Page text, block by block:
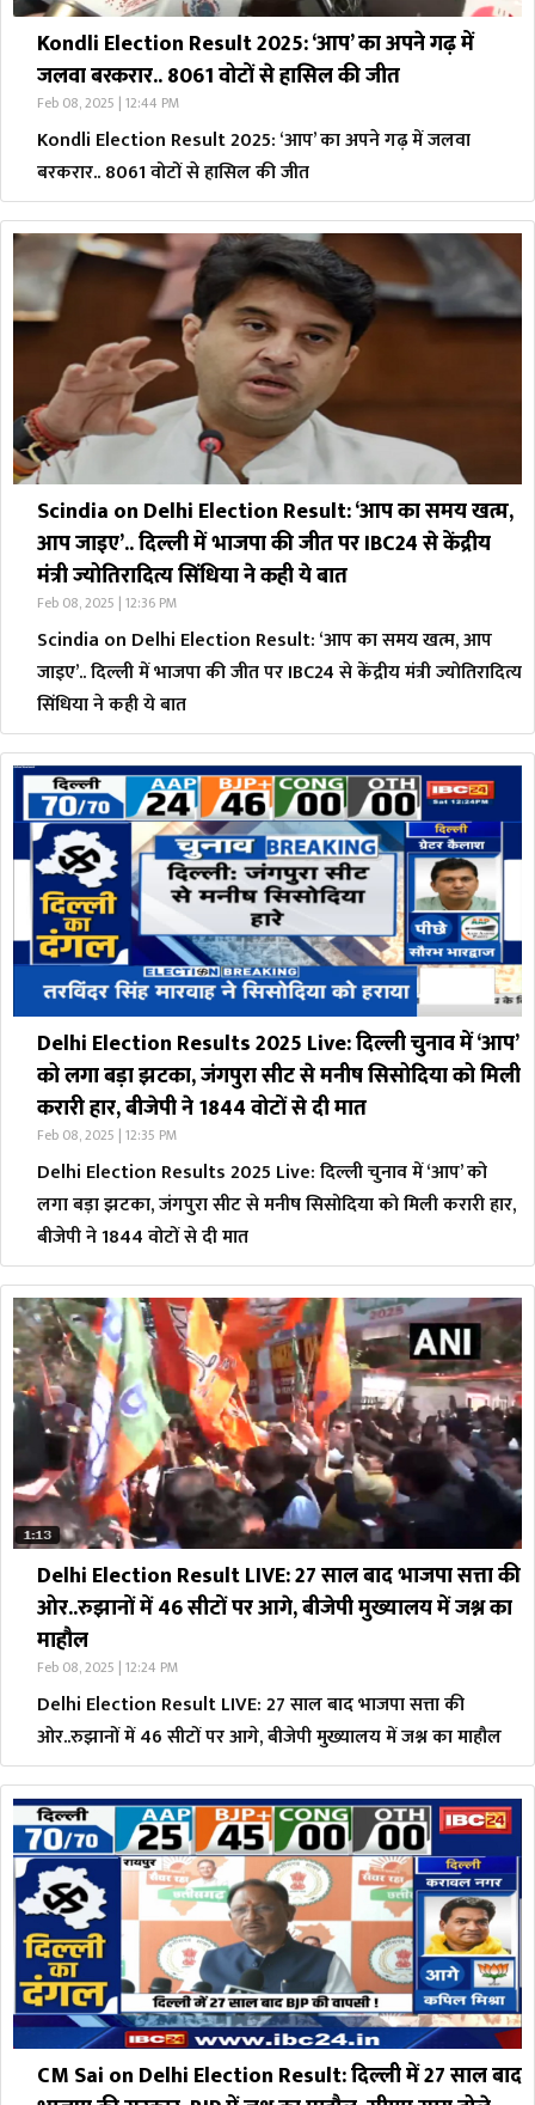
Kondli Election Result 2025: ‘आप’ का अपने गढ़ में
जलवा बरकरार.. 8061 वोटों से हासिल की जीत
Feb 08, 2025 | 12:44 PM
Kondli Election Result 2025: ‘आप’ का अपने गढ़ में जलवा
बरकरार.. 8061 वोटों से हासिल की जीत
Scindia on Delhi Election Result: ‘आप का समय खत्म,
आप जाइए’.. दिल्ली में भाजपा की जीत पर IBC24 से केंद्रीय
मंत्री ज्योतिरादित्य सिंधिया ने कही ये बात
Feb 08, 2025 | 12:36 PM
Scindia on Delhi Election Result: ‘आप का समय खत्म, आप
जाइए’.. दिल्ली में भाजपा की जीत पर IBC24 से केंद्रीय मंत्री ज्योतिरादित्य
सिंधिया ने कही ये बात
Delhi Election Results 2025 Live: दिल्ली चुनाव में ‘आप’
को लगा बड़ा झटका, जंगपुरा सीट से मनीष सिसोदिया को मिली
करारी हार, बीजेपी ने 1844 वोटों से दी मात
Feb 08, 2025 | 12:35 PM
Delhi Election Results 2025 Live: दिल्ली चुनाव में ‘आप’ को
लगा बड़ा झटका, जंगपुरा सीट से मनीष सिसोदिया को मिली करारी हार,
बीजेपी ने 1844 वोटों से दी मात
Delhi Election Result LIVE: 27 साल बाद भाजपा सत्ता की
ओर..रुझानों में 46 सीटों पर आगे, बीजेपी मुख्यालय में जश्न का
माहौल
Feb 08, 2025 | 12:24 PM
Delhi Election Result LIVE: 27 साल बाद भाजपा सत्ता की
ओर..रुझानों में 46 सीटों पर आगे, बीजेपी मुख्यालय में जश्न का माहौल
CM Sai on Delhi Election Result: दिल्ली में 27 साल बाद